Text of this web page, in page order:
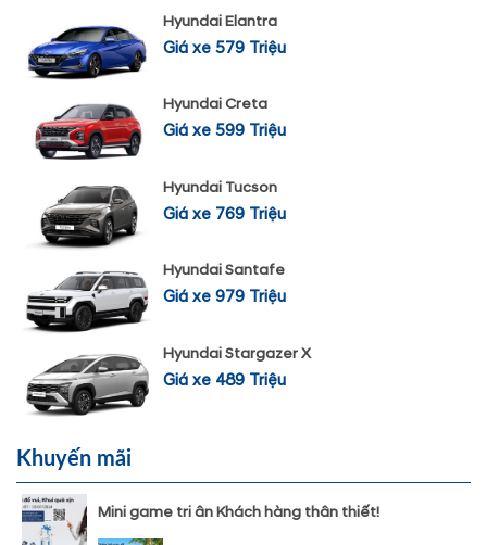
Hyundai Elantra
Giá xe 579 Triệu
Hyundai Creta
Giá xe 599 Triệu
Hyundai Tucson
Giá xe 769 Triệu
Hyundai Santafe
Giá xe 979 Triệu
Hyundai Stargazer X
Giá xe 489 Triệu
Khuyến mãi
Mini game tri ân Khách hàng thân thiết!